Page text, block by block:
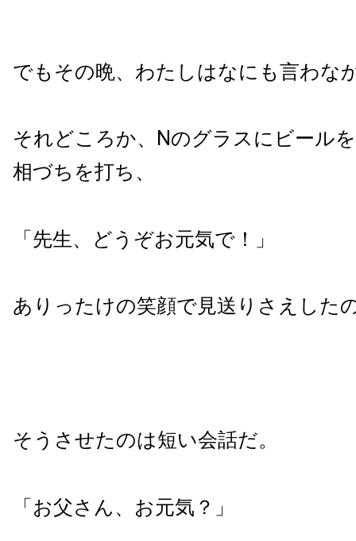
でもその晩、わたしはなにも言わな
それどころか、Nのグラスにビール
相づちを打ち、
「先生、どうぞお元気で！」
ありったけの笑顔で見送りさえした
そうさせたのは短い会話だ。
「お父さん、お元気？」